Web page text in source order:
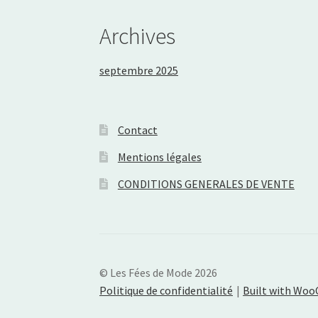
Archives
septembre 2025
Contact
Mentions légales
CONDITIONS GENERALES DE VENTE
© Les Fées de Mode 2026
Politique de confidentialité
Built with